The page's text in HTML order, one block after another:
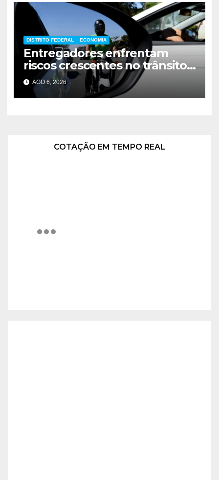
DISTRITO FEDERAL ECONOMIA
Entregadores enfrentam
riscos crescentes no trânsito
de Brasília
AGO 6, 2026
COTAÇÃO EM TEMPO REAL